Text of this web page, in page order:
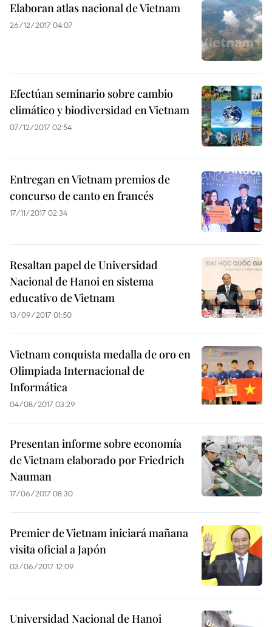
Elaboran atlas nacional de Vietnam
26/12/2017 04:07
Efectúan seminario sobre cambio
climático y biodiversidad en Vietnam
07/12/2017 02:54
Entregan en Vietnam premios de
concurso de canto en francés
17/11/2017 02:34
Resaltan papel de Universidad
Nacional de Hanoi en sistema
educativo de Vietnam
13/09/2017 01:50
Vietnam conquista medalla de oro en
Olimpiada Internacional de
Informática
04/08/2017 03:29
Presentan informe sobre economía
de Vietnam elaborado por Friedrich
Nauman
17/06/2017 08:30
Premier de Vietnam iniciará mañana
visita oficial a Japón
03/06/2017 12:09
Universidad Nacional de Hanoi